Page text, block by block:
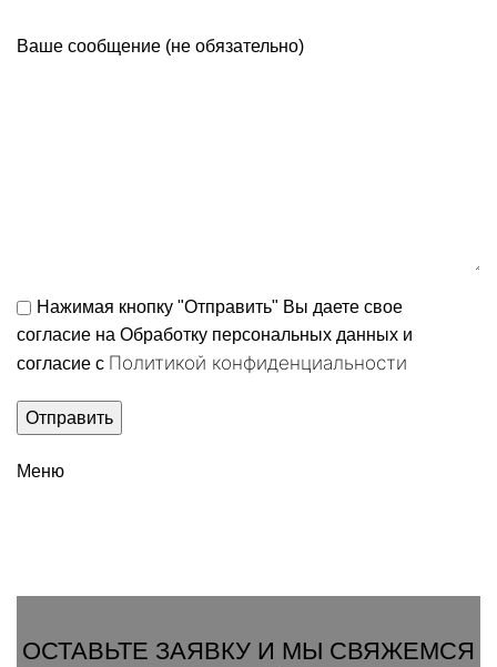
Ваше сообщение (не обязательно)
Нажимая кнопку "Отправить" Вы даете свое
согласие на Обработку персональных данных и
согласие c Политикой конфиденциальности
Меню
ОСТАВЬТЕ ЗАЯВКУ И МЫ СВЯЖЕМСЯ